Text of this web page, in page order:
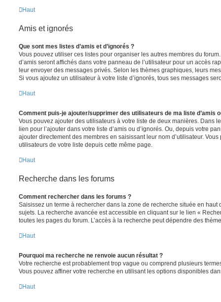
Haut
Amis et ignorés
Que sont mes listes d’amis et d’ignorés ?
Vous pouvez utiliser ces listes pour organiser les autres membres du
d’amis seront affichés dans votre panneau de l’utilisateur pour un accès
leur envoyer des messages privés. Selon les thèmes graphiques, leurs
Si vous ajoutez un utilisateur à votre liste d’ignorés, tous ses messages
Haut
Comment puis-je ajouter/supprimer des utilisateurs de ma liste d’amis
Vous pouvez ajouter des utilisateurs à votre liste de deux manières. Dans
lien pour l’ajouter dans votre liste d’amis ou d’ignorés. Ou, depuis votre
ajouter directement des membres en saisissant leur nom d’utilisateur.
utilisateurs de votre liste depuis cette même page.
Haut
Recherche dans les forums
Comment rechercher dans les forums ?
Saisissez un terme à rechercher dans la zone de recherche située en haut
sujets. La recherche avancée est accessible en cliquant sur le lien «
toutes les pages du forum. L’accès à la recherche peut dépendre des
Haut
Pourquoi ma recherche ne renvoie aucun résultat ?
Votre recherche est probablement trop vague ou comprend plusieurs
Vous pouvez affiner votre recherche en utilisant les options disponibles
Haut